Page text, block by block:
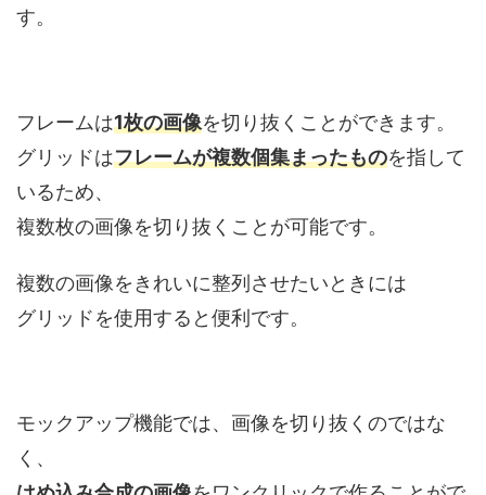
す。
フレームは1枚の画像を切り抜くことができます。
グリッドはフレームが複数個集まったものを指して
いるため、
複数枚の画像を切り抜くことが可能です。
複数の画像をきれいに整列させたいときには
グリッドを使用すると便利です。
モックアップ機能では、画像を切り抜くのではな
く、